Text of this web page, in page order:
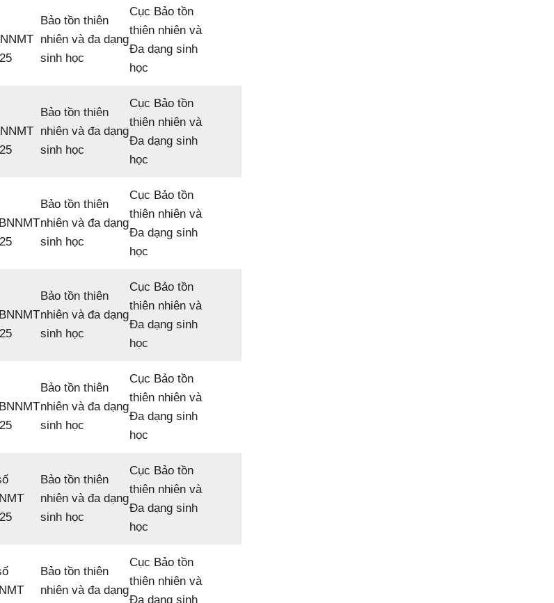
Bảo tồn thiên
nhiên và đa dạng
sinh học
Cục Bảo tồn
thiên nhiên và
Đa dạng sinh
học
Bảo tồn thiên
nhiên và đa dạng
sinh học
Cục Bảo tồn
thiên nhiên và
Đa dạng sinh
học
Bảo tồn thiên
nhiên và đa dạng
sinh học
Cục Bảo tồn
thiên nhiên và
Đa dạng sinh
học
Bảo tồn thiên
nhiên và đa dạng
sinh học
Cục Bảo tồn
thiên nhiên và
Đa dạng sinh
học
Bảo tồn thiên
nhiên và đa dạng
sinh học
Cục Bảo tồn
thiên nhiên và
Đa dạng sinh
học
Bảo tồn thiên
nhiên và đa dạng
sinh học
Cục Bảo tồn
thiên nhiên và
Đa dạng sinh
học
Bảo tồn thiên
nhiên và đa dạng
Cục Bảo tồn
thiên nhiên và
Đa dạng sinh